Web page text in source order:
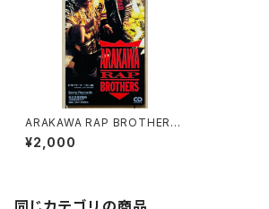
ARAKAWA RAP BROTHERS
/ アナーキー・イン・AK
¥2,000